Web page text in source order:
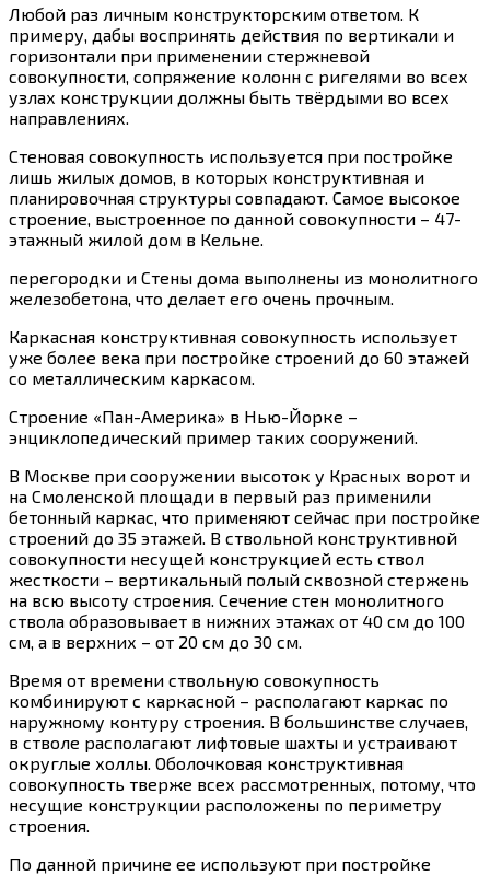
Любой раз личным конструкторским ответом. К
примеру, дабы воспринять действия по вертикали и
горизонтали при применении стержневой
совокупности, сопряжение колонн с ригелями во всех
узлах конструкции должны быть твёрдыми во всех
направлениях.
Стеновая совокупность используется при постройке
лишь жилых домов, в которых конструктивная и
планировочная структуры совпадают. Самое высокое
строение, выстроенное по данной совокупности – 47-
этажный жилой дом в Кельне.
перегородки и Стены дома выполнены из монолитного
железобетона, что делает его очень прочным.
Каркасная конструктивная совокупность использует
уже более века при постройке строений до 60 этажей
со металлическим каркасом.
Строение «Пан-Америка» в Нью-Йорке –
энциклопедический пример таких сооружений.
В Москве при сооружении высоток у Красных ворот и
на Смоленской площади в первый раз применили
бетонный каркас, что применяют сейчас при постройке
строений до 35 этажей. В ствольной конструктивной
совокупности несущей конструкцией есть ствол
жесткости – вертикальный полый сквозной стержень
на всю высоту строения. Сечение стен монолитного
ствола образовывает в нижних этажах от 40 см до 100
см, а в верхних – от 20 см до 30 см.
Время от времени ствольную совокупность
комбинируют с каркасной – располагают каркас по
наружному контуру строения. В большинстве случаев,
в стволе располагают лифтовые шахты и устраивают
округлые холлы. Оболочковая конструктивная
совокупность тверже всех рассмотренных, потому, что
несущие конструкции расположены по периметру
строения.
По данной причине ее используют при постройке